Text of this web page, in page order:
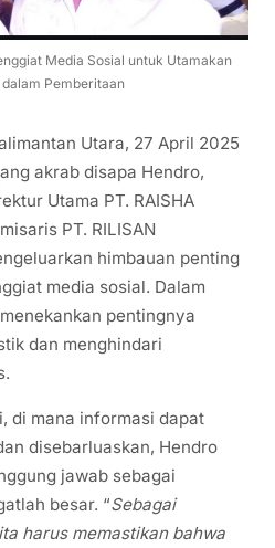
Media Sosial untuk Utamakan
Pemberitaan
Utara, 27 April 2025
akrab disapa Hendro,
Utama PT. RAISHA
PT. RILISAN
himbauan penting
media sosial. Dalam
pentingnya
dan menghindari
di mana informasi dapat
disebarluaskan, Hendro
jawab sebagai
besar. “Sebagai
harus memastikan bahwa